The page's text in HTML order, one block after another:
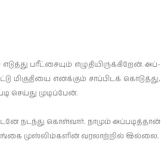
பரீட்­சையும் எழு­தி­யி­ருக்­கிறேன். அப்­
மிகு­தியை எனக்கும் சாப்­பிடக் கொடுத்து,
செய்து முடிப்பேன்.
நடந்து கொள்வார். நாமும் அப்­ப­டித்தான்
முஸ்­லிம்­களின் வர­லாற்றில் இல்லை.